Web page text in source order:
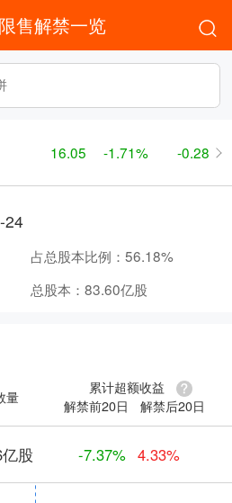
售解禁一览
16.05 -1.71% -0.28
24
占总股本比例： 56.18%
总股本： 83.60亿股
量
累计超额收益
解禁前20日
解禁后20日
股 -7.37% 4.33%